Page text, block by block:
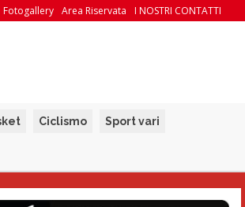
I NOSTRI CONTATTI
Area Riservata
Fotogallery
Ciclismo Sport vari